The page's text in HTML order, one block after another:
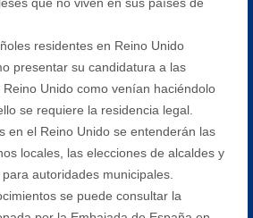
residentes en Reino Unido
presentar su candidatura a las
Unido como venían haciéndolo
se requiere la residencia legal.
en el Reino Unido se entenderán las
locales, las elecciones de alcaldes y
autoridades municipales.
se puede consultar la